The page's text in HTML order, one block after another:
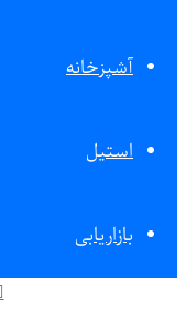
آشپزخانه
استیل
بازاریابی